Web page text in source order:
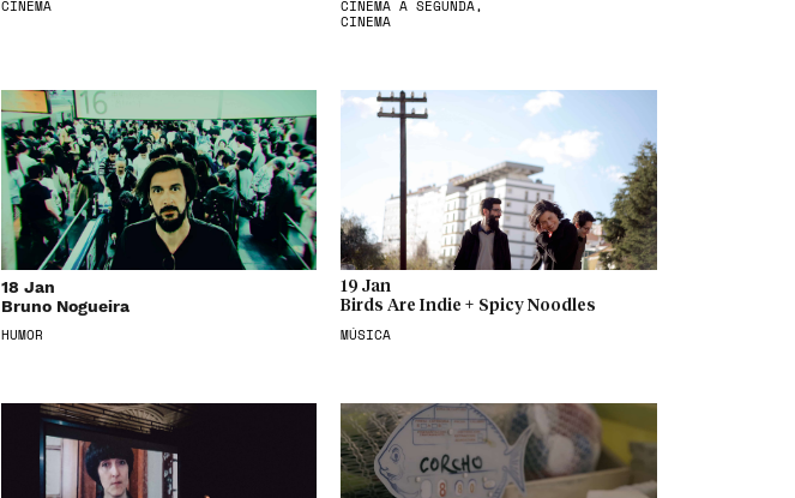
CINEMA
CINEMA À SEGUNDA,
CINEMA
18 Jan
Bruno Nogueira
HUMOR
19 Jan
Birds Are Indie + Spicy Noodles
MÚSICA